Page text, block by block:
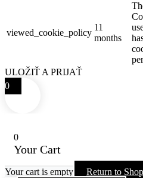
viewed_cookie_policy
11
months
ULOŽIŤ A PRIJAŤ
0
0
Your Cart
Your cart is empty Return to Shop